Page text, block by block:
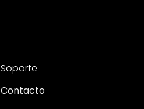
Soporte
Contacto